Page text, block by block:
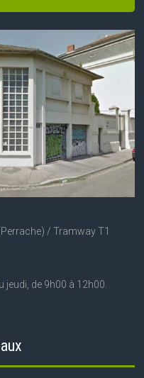
/ Tramway T1
jeudi, de 9h00 à 12h00.